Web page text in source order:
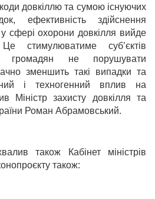
довкіллю та сумою існуючих
ефективність здійснення
сфері охорони довкілля вийде
стимулюватиме суб’єктів
громадян не порушувати
зменшить такі випадки та
і техногенний вплив на
Міністр захисту довкілля та
Роман Абрамовський.
також Кабінет міністрів
також: